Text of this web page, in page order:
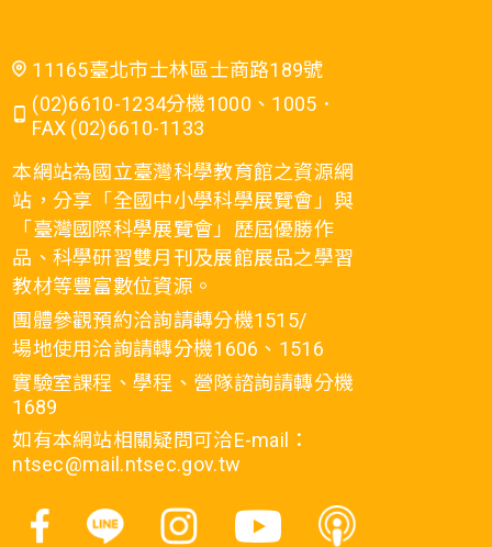
11165臺北市士林區士商路189號
(02)6610-1234分機1000、1005．
FAX (02)6610-1133
本網站為國立臺灣科學教育館之資源網
站，分享「全國中小學科學展覽會」與
「臺灣國際科學展覽會」歷屆優勝作
品、科學研習雙月刊及展館展品之學習
教材等豐富數位資源。
團體參觀預約洽詢請轉分機1515/
場地使用洽詢請轉分機1606、1516
實驗室課程、學程、營隊諮詢請轉分機
1689
如有本網站相關疑問可洽E-mail：
ntsec@mail.ntsec.gov.tw